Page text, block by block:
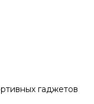
гаджетов